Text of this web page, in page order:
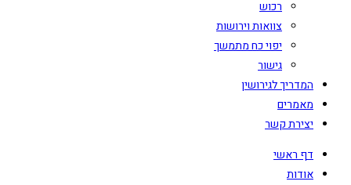
רכוש
צוואות וירושות
יפוי כח מתמשך
גישור
המדריך לגירושין
מאמרים
יצירת קשר
דף ראשי
אודות